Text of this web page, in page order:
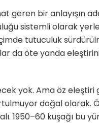
geren bir anlayışın
sistemli olarak
tutuculuk
da öte yanda
yok. Ama öz eleştiri
doğal olarak.
1950–60 kuşağı bu